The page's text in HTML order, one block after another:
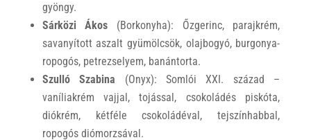
gyöngy.
Sárközi Ákos (Borkonyha): Őzgerinc, parajkrém,
savanyított aszalt gyümölcsök, olajbogyó, burgonya-
ropogós, petrezselyem, banántorta.
Szulló Szabina (Onyx): Somlói XXI. század –
vaníliakrém vajjal, tojással, csokoládés piskóta,
diókrém, kétféle csokoládéval, tejszínhabbal,
ropogós diómorzsával.